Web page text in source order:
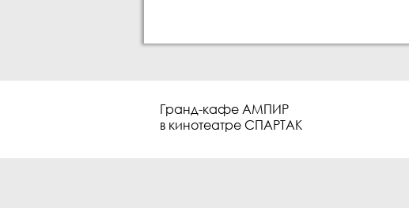
Гранд-кафе АМПИР
в кинотеатре СПАРТАК